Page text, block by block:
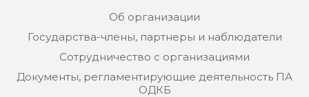
Об организации
Государства-члены, партнеры и наблюдатели
Сотрудничество с организациями
Документы, регламентирующие деятельность ПА
ОДКБ